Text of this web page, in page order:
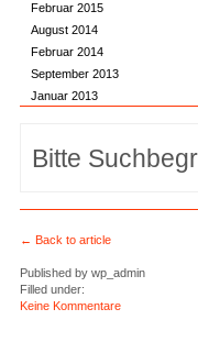
Februar 2015
August 2014
Februar 2014
September 2013
Januar 2013
← Back to article
Published bywp_admin
Filled under:
Keine Kommentare